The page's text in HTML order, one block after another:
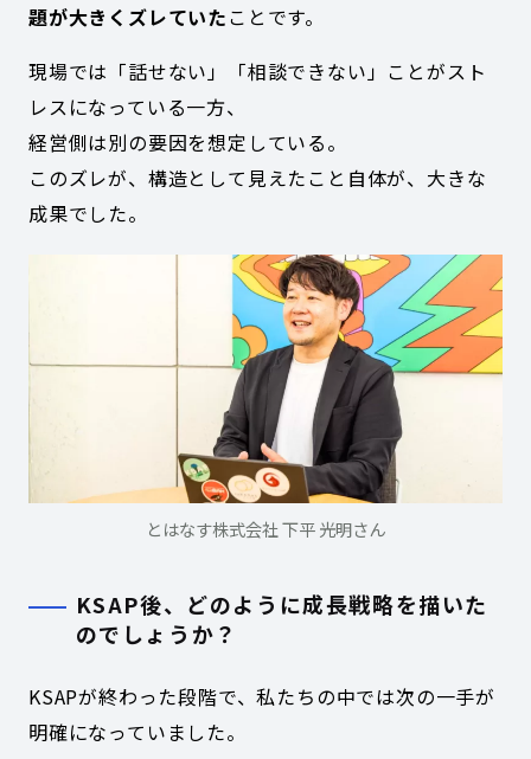
題が大きくズレていたことです。
現場では「話せない」「相談できない」ことがスト
レスになっている一方、
経営側は別の要因を想定している。
このズレが、構造として見えたこと自体が、大きな
成果でした。
とはなす株式会社 下平 光明さん
KSAP後、どのように成長戦略を描いた
のでしょうか？
KSAPが終わった段階で、私たちの中では次の一手が
明確になっていました。